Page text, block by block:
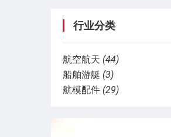
行业分类
航空航天 (44)
船舶游艇 (3)
航模配件 (29)